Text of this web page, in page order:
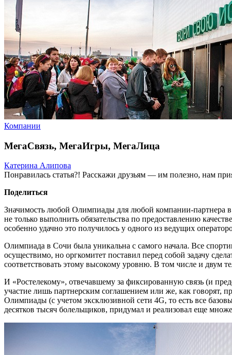
Компании
МегаСвязь, МегаИгры, МегаЛица
Катерина Алипова
Понравилась статья?! Расскажи друзьям — им полезно, нам
Поделиться
Значимость любой Олимпиады для любой компании-партнера
не только выполнить обязательства по предоставлению
особенно удачно это получилось у одного из ведущих
Олимпиада в Сочи была уникальна с самого начала. Все
осуществимо, но оргкомитет поставил перед собой задачу
соответствовать этому высокому уровню. В том числе и
И «Ростелекому», отвечавшему за фиксированную связь (и
участие лишь партнерским соглашением или же, как говорят,
Олимпиады (с учетом эксклюзивной сети 4G, то есть все
десятков тысяч болельщиков, придумал и реализовал еще